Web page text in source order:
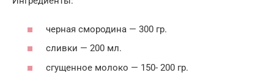
черная смородина — 300 гр.
сливки — 200 мл.
сгущенное молоко — 150- 200 гр.